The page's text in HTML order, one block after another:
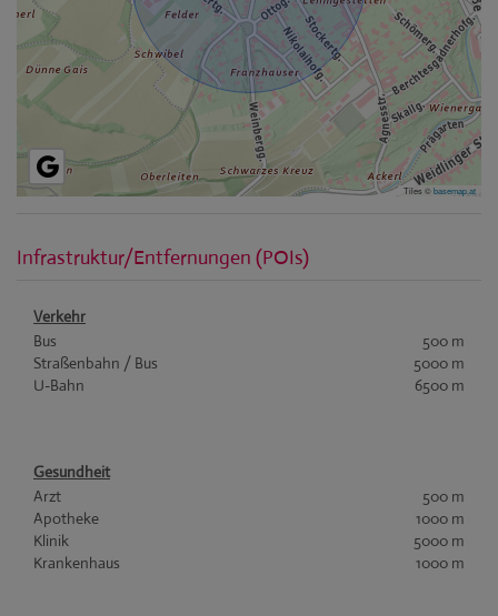
Tiles ©basemap.at
Infrastruktur/Entfernungen (POIs)
Verkehr
Bus
500 m
Straßenbahn / Bus
5000 m
U-Bahn
6500 m
Gesundheit
Arzt
500 m
Apotheke
1000 m
Klinik
5000 m
Krankenhaus
1000 m